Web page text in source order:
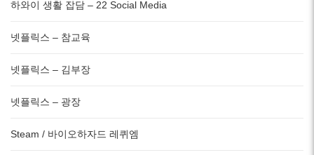
하와이 생활 잡담 – 22 Social Media
넷플릭스 – 참교육
넷플릭스 – 김부장
넷플릭스 – 광장
Steam / 바이오하자드 레퀴엠